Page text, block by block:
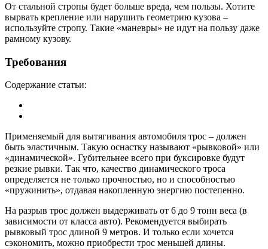
От стальной стропы будет больше вреда, чем пользы. Хотите
вырвать крепление или нарушить геометрию кузова –
используйте стропу. Такие «маневры» не идут на пользу даже
рамному кузову.
Требования
Содержание статьи:
Применяемый для вытягивания автомобиля трос – должен
быть эластичным. Такую оснастку называют «рывковой» или
«динамической». Губительнее всего при буксировке будут
резкие рывки. Так что, качество динамического троса
определяется не только прочностью, но и способностью
«пружинить», отдавая накопленную энергию постепенно.
На разрыв трос должен выдерживать от 6 до 9 тонн веса (в
зависимости от класса авто). Рекомендуется выбирать
рывковый трос длиной 9 метров. И только если хочется
сэкономить, можно приобрести трос меньшей длины.